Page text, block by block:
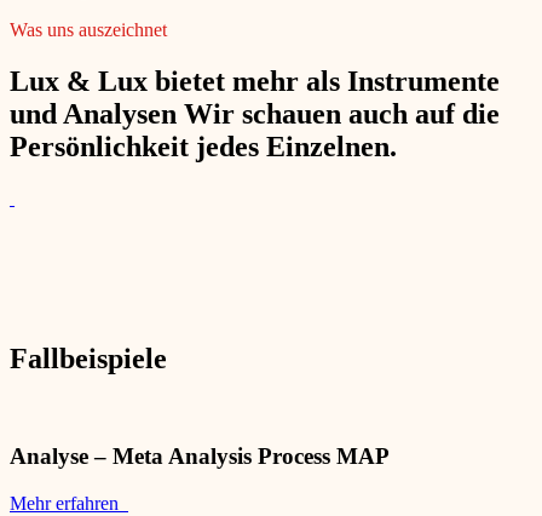
Was uns auszeichnet
Lux & Lux bietet mehr als Instrumente
und Analysen Wir schauen auch auf die
Persönlichkeit jedes Einzelnen.
Fallbeispiele
Analyse – Meta Analysis Process MAP
Mehr erfahren